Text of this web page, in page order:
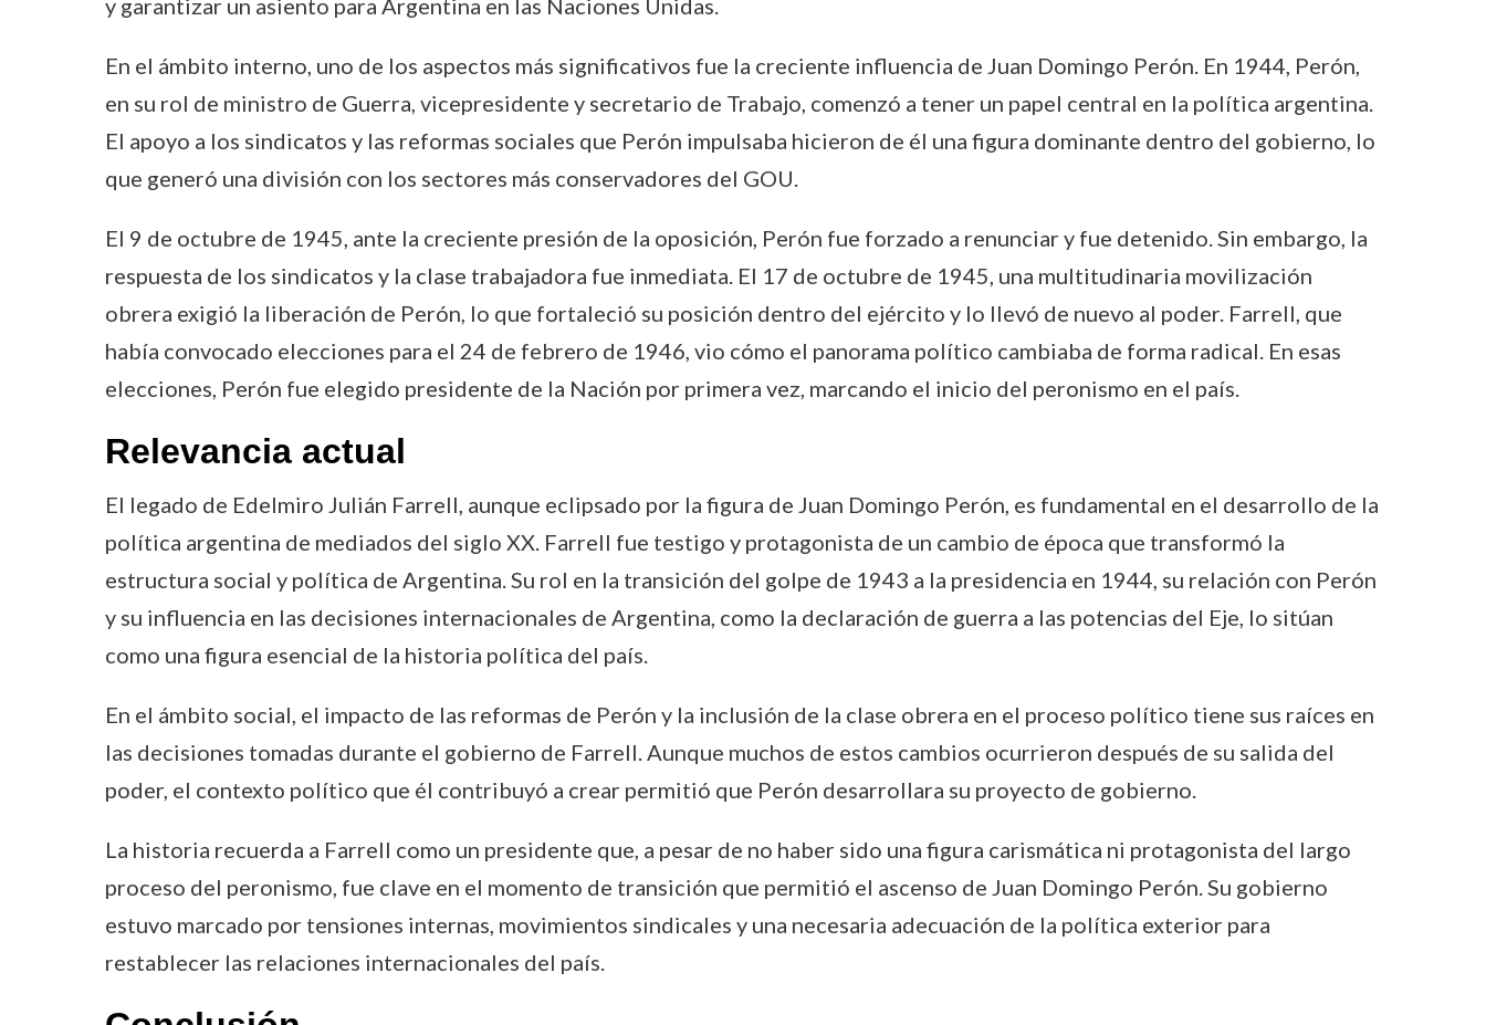
y garantizar un asiento para Argentina en las Naciones Unidas.
En el ámbito interno, uno de los aspectos más significativos fue la creciente influencia de Juan Domingo Perón. En 1944, Perón,
en su rol de ministro de Guerra, vicepresidente y secretario de Trabajo, comenzó a tener un papel central en la política argentina.
El apoyo a los sindicatos y las reformas sociales que Perón impulsaba hicieron de él una figura dominante dentro del gobierno, lo
que generó una división con los sectores más conservadores del GOU.
El 9 de octubre de 1945, ante la creciente presión de la oposición, Perón fue forzado a renunciar y fue detenido. Sin embargo, la
respuesta de los sindicatos y la clase trabajadora fue inmediata. El 17 de octubre de 1945, una multitudinaria movilización
obrera exigió la liberación de Perón, lo que fortaleció su posición dentro del ejército y lo llevó de nuevo al poder. Farrell, que
había convocado elecciones para el 24 de febrero de 1946, vio cómo el panorama político cambiaba de forma radical. En esas
elecciones, Perón fue elegido presidente de la Nación por primera vez, marcando el inicio del peronismo en el país.
Relevancia actual
El legado de Edelmiro Julián Farrell, aunque eclipsado por la figura de Juan Domingo Perón, es fundamental en el desarrollo de la
política argentina de mediados del siglo XX. Farrell fue testigo y protagonista de un cambio de época que transformó la
estructura social y política de Argentina. Su rol en la transición del golpe de 1943 a la presidencia en 1944, su relación con Perón
y su influencia en las decisiones internacionales de Argentina, como la declaración de guerra a las potencias del Eje, lo sitúan
como una figura esencial de la historia política del país.
En el ámbito social, el impacto de las reformas de Perón y la inclusión de la clase obrera en el proceso político tiene sus raíces en
las decisiones tomadas durante el gobierno de Farrell. Aunque muchos de estos cambios ocurrieron después de su salida del
poder, el contexto político que él contribuyó a crear permitió que Perón desarrollara su proyecto de gobierno.
La historia recuerda a Farrell como un presidente que, a pesar de no haber sido una figura carismática ni protagonista del largo
proceso del peronismo, fue clave en el momento de transición que permitió el ascenso de Juan Domingo Perón. Su gobierno
estuvo marcado por tensiones internas, movimientos sindicales y una necesaria adecuación de la política exterior para
restablecer las relaciones internacionales del país.